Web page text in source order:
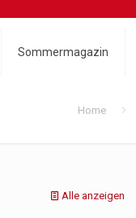
Sommermagazin
Home
Alle anzeigen